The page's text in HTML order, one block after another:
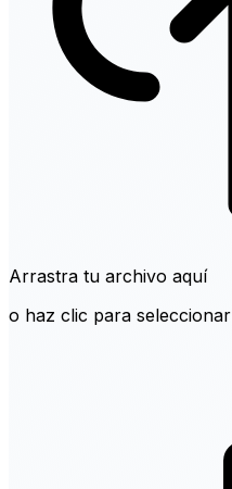
Arrastra tu archivo aquí
o haz clic para seleccionar